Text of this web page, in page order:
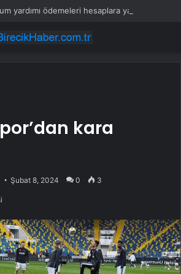
yardımı ödemeleri hesaplara yatırıldı
kara
Şubat 8, 2024 0 3